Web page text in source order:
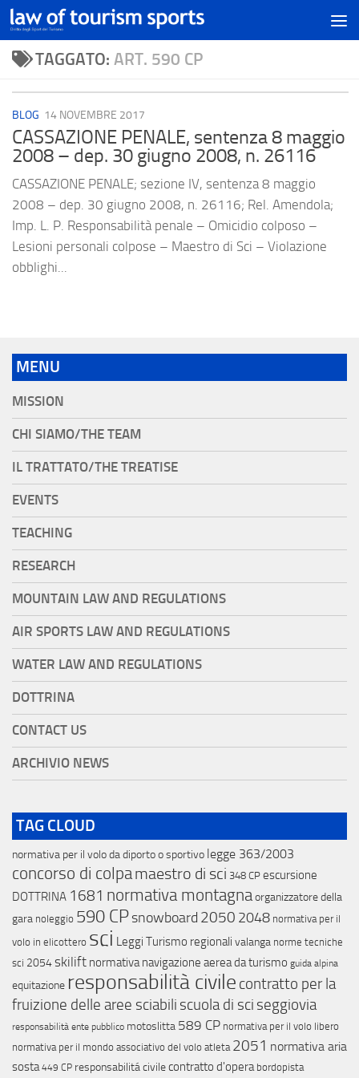
TAGGATO: ART. 590 CP
BLOG 14 NOVEMBRE 2017
CASSAZIONE PENALE, sentenza 8 maggio
2008 – dep. 30 giugno 2008, n. 26116
CASSAZIONE PENALE; sezione IV, sentenza 8 maggio
2008 – dep. 30 giugno 2008, n. 26116; Rel. Amendola;
Imp. L. P. Responsabilità penale – Omicidio colposo –
Lesioni personali colpose – Maestro di Sci – Violazione
obblighi...
MENU
MISSION
CHI SIAMO/THE TEAM
IL TRATTATO/THE TREATISE
EVENTS
TEACHING
RESEARCH
MOUNTAIN LAW AND REGULATIONS
AIR SPORTS LAW AND REGULATIONS
WATER LAW AND REGULATIONS
DOTTRINA
CONTACT US
ARCHIVIO NEWS
TAG CLOUD
normativa per il volo da diporto o sportivo legge 363/2003
concorso di colpamaestro di sci 348 CP escursione
DOTTRINA 1681 normativa montagnaorganizzatore della
gara noleggio 590 CPsnowboard 2050 2048 normativa per il
volo in elicottero sci Leggi Turismo regionali valanga norme tecniche
sci 2054skilift normativa navigazione aerea da turismo guida alpina
equitazione responsabilità civile contratto per la
fruizione delle aree sciabili scuola di sci seggiovia
responsabilità ente pubblico motoslitta 589 CP normativa per il volo libero
normativa per il mondo associativo del volo atleta 2051 normativa aria
sosta 449 CP responsabilitá civilecontratto d'opera bordopista